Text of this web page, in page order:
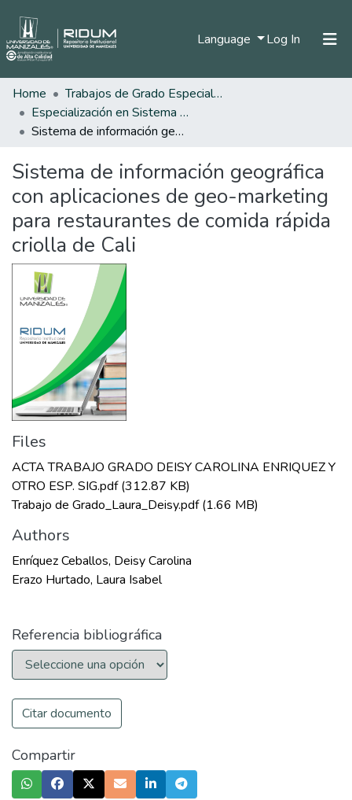
Language Log In (current)
Statistics
Home
Trabajos de Grado Especializaciones
Especialización en Sistema de Información Geográfica
Sistema de información geográfica con aplicaciones de geo-marketing para restaurantes de comida rápida criolla de Cali
Sistema de información geográfica
con aplicaciones de geo-marketing
para restaurantes de comida rápida
criolla de Cali
Files
ACTA TRABAJO GRADO DEISY CAROLINA ENRIQUEZ Y
OTRO ESP. SIG.pdf(312.87 KB)
Trabajo de Grado_Laura_Deisy.pdf(1.66 MB)
Authors
Enríquez Ceballos, Deisy Carolina
Erazo Hurtado, Laura Isabel
Referencia bibliográfica
Citar documento
Compartir